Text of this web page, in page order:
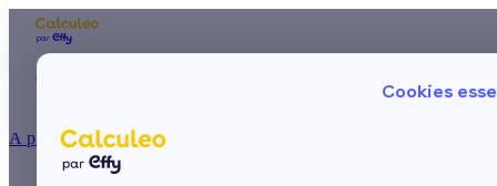
Cookies
À propos
Nos conseils